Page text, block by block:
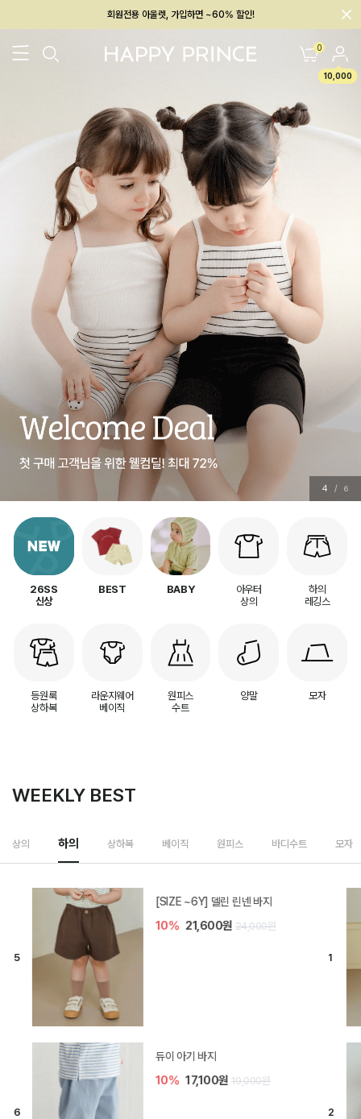
회원전용 아울렛, 가입하면 ~60% 할인!
0
10,000
5 / 6
26SS
신상
BEST BABY
아우터
상의
하의
레깅스
등원룩
상하복
라운지웨어
베이직
원피스
수트
양말 모자
WEEKLY BEST
상의 하의 상하복 베이직 원피스 바디수트 모자
[SIZE ~6Y] 델린 린넨 바지
10% 21,600원 24,000원
듀이 아기 바지
10% 17,100원 19,000원